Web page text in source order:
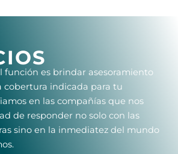
función es brindar asesoramiento
cobertura indicada para tu
en las compañías que nos
de responder no solo con las
sino en la inmediatez del mundo